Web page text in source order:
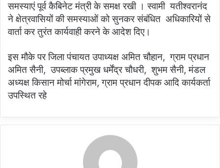
समस्याएं पूर्व कैबिनेट मंत्री के समक्ष रखी । स्वामी यतीश्वरानंद
ने क्षेत्रवासियों की समस्याओं को सुनकर संबंधित अधिकारियों से
वार्ता कर तुरंत कार्यवाही करने के आदेश दिए।
इस मौके पर जिला पंचायत उपाध्यक्ष अमित चौहान, ग्राम प्रधान
अमित सैनी, उपब्लाक प्रमुख धर्मेंद्र चौधरी, शुभम सैनी, मंडल
अध्यक्ष किसान मोर्चा मांगेराम, ग्राम प्रधान दीपक आदि कार्यकर्ता
उपस्थित रहे